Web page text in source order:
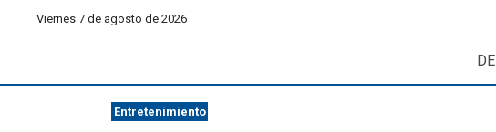
Viernes 7 de agosto de 2026
Entretenimiento